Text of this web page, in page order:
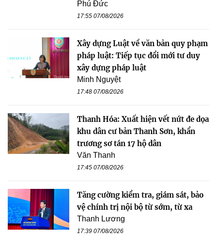
Phú Đức
17:55 07/08/2026
Xây dựng Luật về văn bản quy phạm
pháp luật: Tiếp tục đổi mới tư duy
xây dựng pháp luật
Minh Nguyệt
17:48 07/08/2026
Thanh Hóa: Xuất hiện vết nứt đe dọa
khu dân cư bản Thanh Sơn, khẩn
trương sơ tán 17 hộ dân
Văn Thanh
17:45 07/08/2026
Tăng cường kiểm tra, giám sát, bảo
vệ chính trị nội bộ từ sớm, từ xa
Thanh Lương
17:39 07/08/2026